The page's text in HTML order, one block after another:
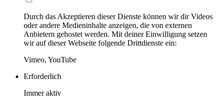
Durch das Akzeptieren dieser Dienste können wir dir Videos
oder andere Medieninhalte anzeigen, die von externen
Anbietern gehostet werden. Mit deiner Einwilligung setzen
wir auf dieser Webseite folgende Drittdienste ein:
Vimeo, YouTube
Erforderlich
Immer aktiv